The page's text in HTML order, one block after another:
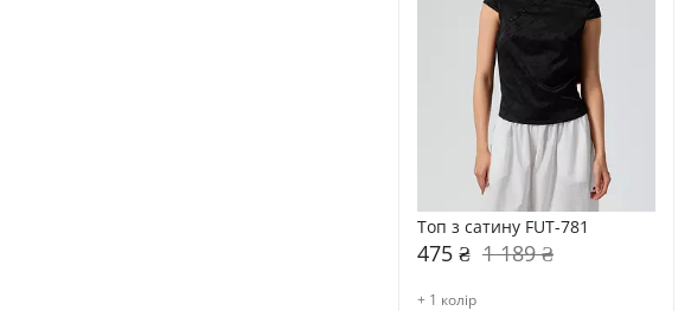
Топ з сатину FUT-781
475 ₴ 1 189 ₴
+ 1 колір